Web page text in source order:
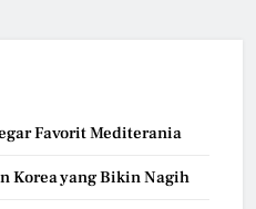
Favorit Mediterania
Korea yang Bikin Nagih